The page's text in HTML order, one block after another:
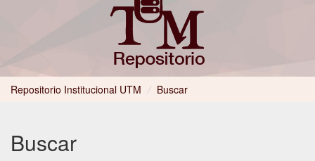
Repositorio Institucional UTM / Buscar
Buscar